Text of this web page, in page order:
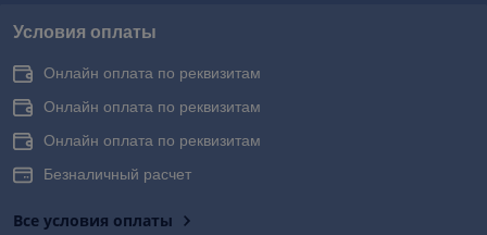
Условия оплаты
Онлайн оплата по реквизитам
Онлайн оплата по реквизитам
Онлайн оплата по реквизитам
Безналичный расчет
Все условия оплаты